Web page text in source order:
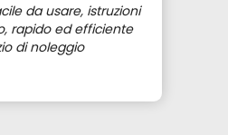
da usare, istruzioni
rapido ed efficiente
di noleggio